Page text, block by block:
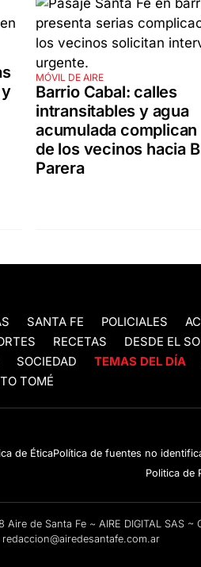
MÓVIL DE AIRE
Barrio Cabal: calles
intransitables y agua
acumulada complican
de los vecinos hacia
Parera
SANTA FE POLICIALES
RECETAS DESDE EL
SOCIEDAD TEMAS DEL DÍA
TOMÉ
de ÉticaPolítica de fuentes no
Politica de
de Santa Fe ~ AIRE DIGITAL SAS
redaccion@airedesantafe.com.ar